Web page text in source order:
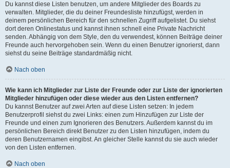
Du kannst diese Listen benutzen, um andere Mitglieder des Boards zu
verwalten. Mitglieder, die du deiner Freundesliste hinzufügst, werden in
deinem persönlichen Bereich für den schnellen Zugriff aufgelistet. Du siehst
dort deren Onlinestatus und kannst ihnen schnell eine Private Nachricht
senden. Abhängig von dem Style, den du verwendest, können Beiträge deiner
Freunde auch hervorgehoben sein. Wenn du einen Benutzer ignorierst, dann
siehst du seine Beiträge standardmäßig nicht.
Nach oben
Wie kann ich Mitglieder zur Liste der Freunde oder zur Liste der ignorierten
Mitglieder hinzufügen oder diese wieder aus den Listen entfernen?
Du kannst Benutzer auf zwei Arten auf diese Listen setzen: In jedem
Benutzerprofil siehst du zwei Links: einen zum Hinzufügen zur Liste der
Freunde und einen zum Ignorieren des Benutzers. Außerdem kannst du im
persönlichen Bereich direkt Benutzer zu den Listen hinzufügen, indem du
deren Benutzernamen eingibst. An gleicher Stelle kannst du sie auch wieder
von den Listen entfernen.
Nach oben